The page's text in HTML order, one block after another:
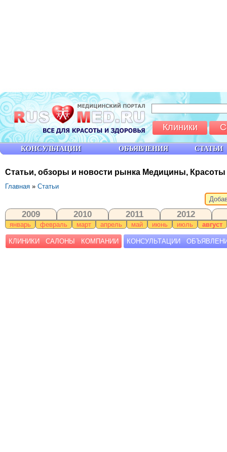
Статьи, обзоры и новости рынка Медицины,
Главная » Статьи
2009 2010 2011 2012
январь февраль март апрель май июнь июль август
КЛИНИКИ САЛОНЫ КОМПАНИИ КОНСУЛЬТАЦИИ
КОНСУЛЬТАЦИИ ОБЪЯВЛЕНИЯ СТАТЬИ
Клиники